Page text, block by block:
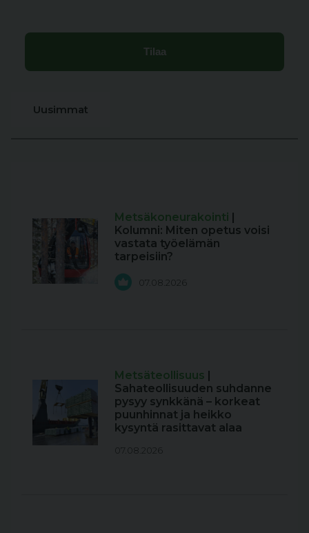
Uusimmat
Metsäkoneurakointi
Kolumni: Miten opetus voisi
vastata työelämän
tarpeisiin?
07.08.2026
Metsäteollisuus
Sahateollisuuden suhdanne
pysyy synkkänä – korkeat
puunhinnat ja heikko
kysyntä rasittavat alaa
07.08.2026